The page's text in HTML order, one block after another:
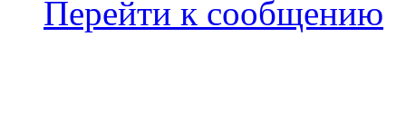
Перейти к сообщению